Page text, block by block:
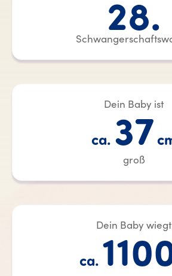
28.
Dein Baby ist
ca.37
groß
Dein Baby wiegt
ca.